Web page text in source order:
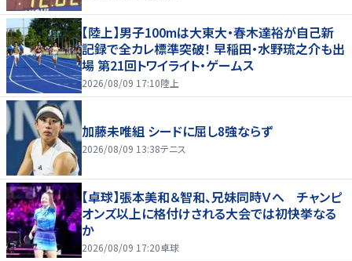
【陸上】男子100mは大東大・春木達裕が自己新
記録で全カレ標準突破！ 早稲田・水野琉之介も出
場 第21回トワイライト・ゲームス
2026/08/09 17:10陸上
加藤未唯組 シードに屈し8強ならず
2026/08/09 13:38テニス
【卓球】張本美和＆智和、兄妹同時Ｖへ チャンピ
オンズ以上に格付けされる大会では初快挙なる
か
2026/08/09 17:20卓球